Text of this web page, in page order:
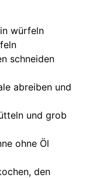
würfeln
schneiden
abreiben und
und grob
ohne Öl
den